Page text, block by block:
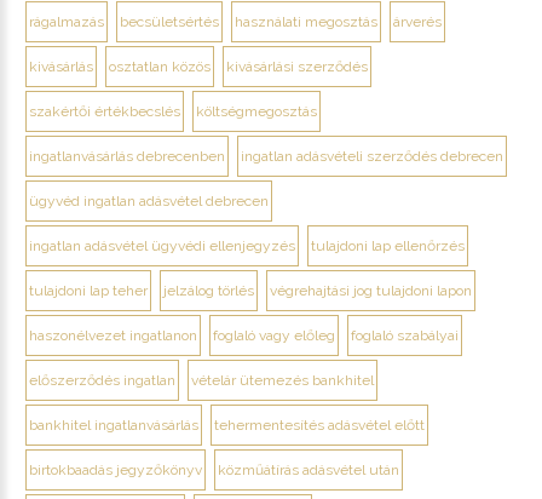
rágalmazás becsületsértés használati megosztás árverés
kivásárlás osztatlan közös kivásárlási szerződés
szakértői értékbecslés költségmegosztás
ingatlanvásárlás debrecenben ingatlan adásvételi szerződés debrecen
ügyvéd ingatlan adásvétel debrecen
ingatlan adásvétel ügyvédi ellenjegyzés tulajdoni lap ellenőrzés
tulajdoni lap teher jelzálog törlés végrehajtási jog tulajdoni lapon
haszonélvezet ingatlanon foglaló vagy előleg foglaló szabályai
előszerződés ingatlan vételár ütemezés bankhitel
bankhitel ingatlanvásárlás tehermentesítés adásvétel előtt
birtokbaadás jegyzőkönyv közműátírás adásvétel után